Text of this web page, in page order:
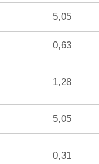
5,05
0,63
1,28
5,05
0,31